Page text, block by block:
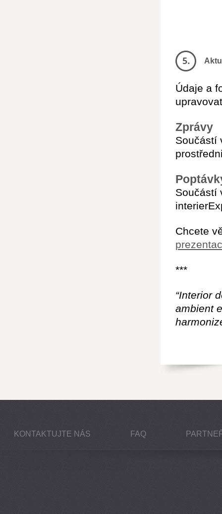
Údaje a
Zprávy
Součástí
Součástí
Chcete
***
“Interior
ambient
KONTAKTUJTE NÁS FAQ